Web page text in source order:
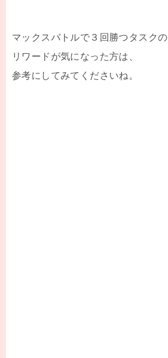
マックスバトルで３回勝つタスクの
リワードが気になった方は、
参考にしてみてくださいね。